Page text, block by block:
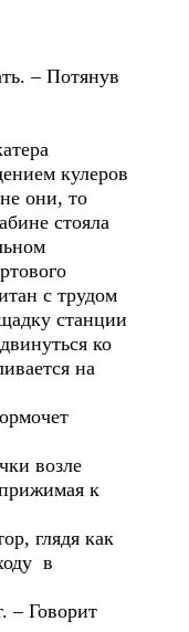
– Потянув
кулеров
они, то
стояла
с трудом
станции
ко
на
возле
к
глядя как
в
– Говорит